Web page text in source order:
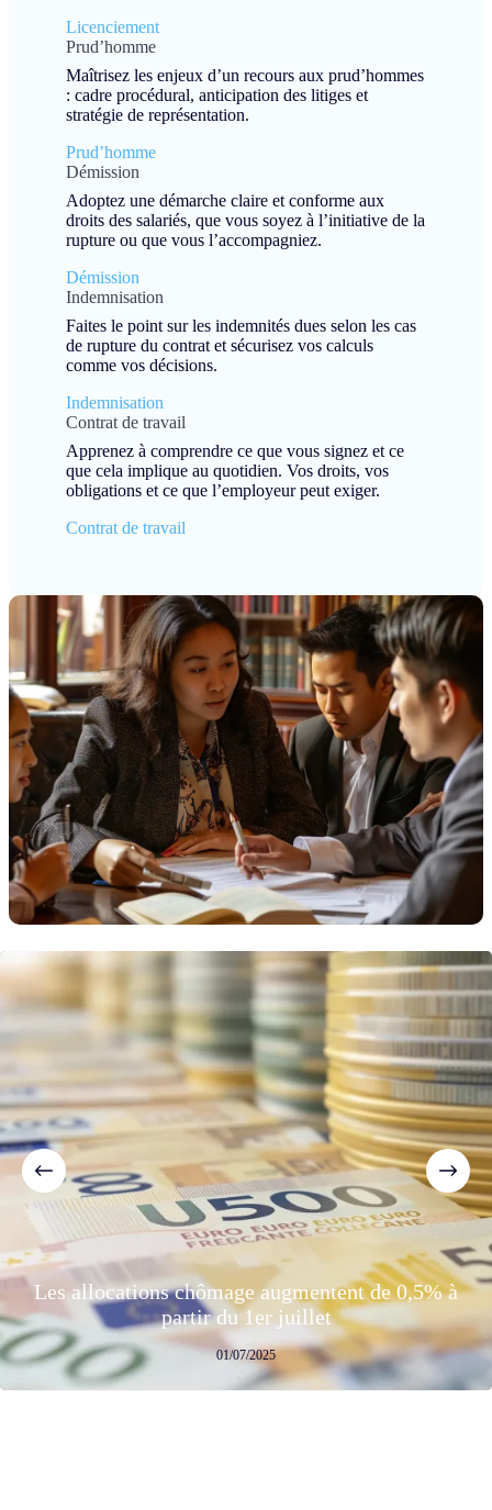
Licenciement
Prud’homme
Maîtrisez les enjeux d’un recours aux prud’hommes
: cadre procédural, anticipation des litiges et
stratégie de représentation.
Prud’homme
Démission
Adoptez une démarche claire et conforme aux
droits des salariés, que vous soyez à l’initiative de la
rupture ou que vous l’accompagniez.
Démission
Indemnisation
Faites le point sur les indemnités dues selon les cas
de rupture du contrat et sécurisez vos calculs
comme vos décisions.
Indemnisation
Contrat de travail
Apprenez à comprendre ce que vous signez et ce
que cela implique au quotidien. Vos droits, vos
obligations et ce que l’employeur peut exiger.
Contrat de travail
Les allocations chômage augmentent de 0,5% à
partir du 1er juillet
01/07/2025